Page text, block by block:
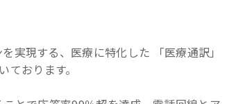
実現する、医療に特化した 「医療通訳」
おります。